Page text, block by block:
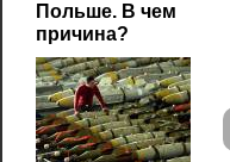
Польше. В чем
причина?